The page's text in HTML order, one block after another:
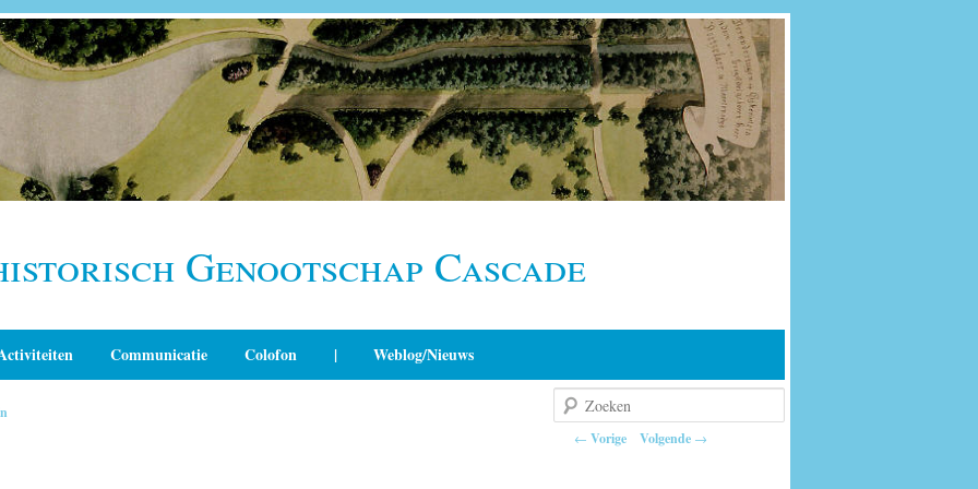
Genootschap Cascade
Communicatie Colofon | Weblog/Nieuws
Berichtnavigatie
← Vorige Volgende →